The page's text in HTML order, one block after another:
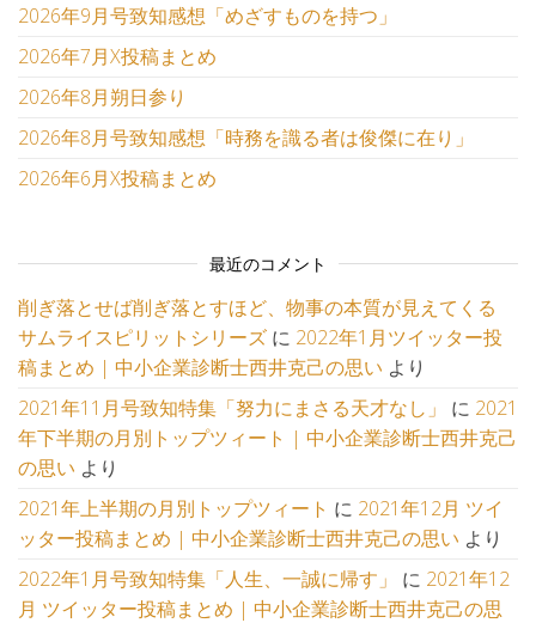
2026年9月号致知感想「めざすものを持つ」
2026年7月X投稿まとめ
2026年8月朔日参り
2026年8月号致知感想「時務を識る者は俊傑に在り」
2026年6月X投稿まとめ
最近のコメント
削ぎ落とせば削ぎ落とすほど、物事の本質が見えてくる
サムライスピリットシリーズ に 2022年1月ツイッター投
稿まとめ | 中小企業診断士西井克己の思い より
2021年11月号致知特集「努力にまさる天才なし」
に 2021
年下半期の月別トップツィート | 中小企業診断士西井克己
の思い より
2021年上半期の月別トップツィート に 2021年12月 ツイ
ッター投稿まとめ | 中小企業診断士西井克己の思い より
2022年1月号致知特集「人生、一誠に帰す」
に 2021年12
月 ツイッター投稿まとめ | 中小企業診断士西井克己の思